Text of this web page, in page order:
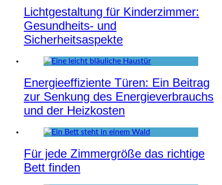
Lichtgestaltung für Kinderzimmer:
Gesundheits- und
Sicherheitsaspekte
Energieeffiziente Türen: Ein Beitrag
zur Senkung des Energieverbrauchs
und der Heizkosten
Für jede Zimmergröße das richtige
Bett finden